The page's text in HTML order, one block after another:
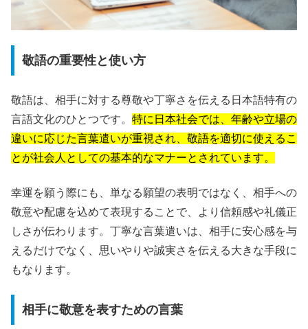
敬語の重要性と使い方
敬語は、相手に対する尊敬や丁寧さを伝える日本語特有の
言語文化のひとつです。 特に日本社会では、年齢や立場の
違いに応じた言葉遣いが重視され、敬語を適切に使えるこ
とが社会人としての基本的なマナーとされています。
幸運を願う際にも、単なる願望の表明ではなく、相手への
敬意や配慮を込めて表現することで、より信頼感や礼儀正
しさが伝わります。丁寧な言葉遣いは、相手に安心感を与
えるだけでなく、思いやりや誠実さを伝える大きな手段に
もなります。
相手に敬意を表すための言葉